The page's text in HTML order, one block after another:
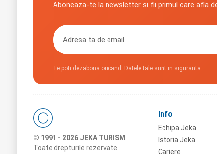
Aboneaza-te la newsletter si fii primul care afla
Te poti dezabona oricand. Datele tale sunt in siguranta.
© 1991 - 2026 JEKA TURISM
Toate drepturile rezervate.
Info
Echipa Jeka
Istoria Jeka
Cariere